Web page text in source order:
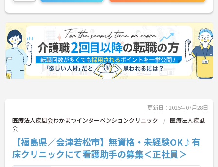
更新日：2025年07月28日
医療法人疾風会わかまつインターベンションクリニック
医療法人疾風
会
【福島県／会津若松市】無資格・未経験OK♪有
床クリニックにて看護助手の募集＜正社員＞